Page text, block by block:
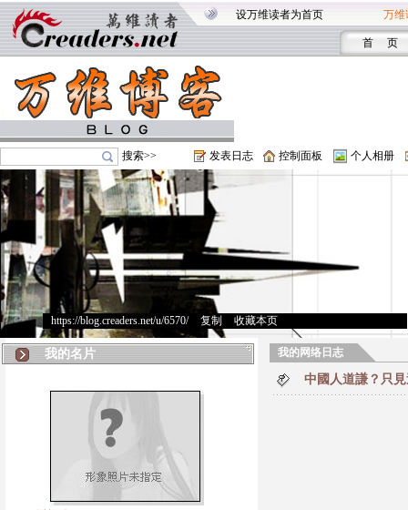
设万维读者为首页 万维
首 页
搜索>> 发表日志 控制面板 个人相册
https://blog.creaders.net/u/6570/> 复制 收藏本页
我的名片 我的网络日志
中國人道謙？只